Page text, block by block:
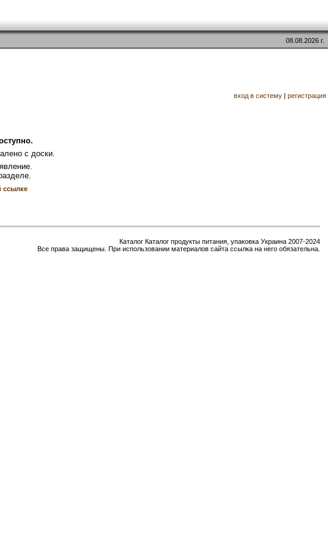
08.08.2026 г.
вход в систему | регистрация
с доски.
ссылке
Каталог Каталог продукты питания, упаковка Украина 2007-2024
Все права защищены. При использовании материалов сайта ссылка на него обязательна.